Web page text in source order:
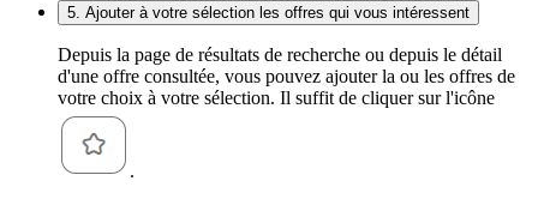
5. Ajouter à votre sélection les offres qui vous intéressent
Depuis la page de résultats de recherche ou depuis le détail
d'une offre consultée, vous pouvez ajouter la ou les offres de
votre choix à votre sélection. Il suffit de cliquer sur l'icône
.